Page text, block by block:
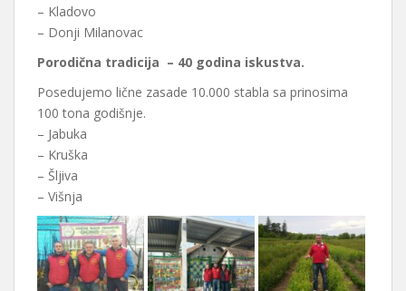
– Kladovo
– Donji Milanovac
Porodična tradicija – 40 godina iskustva.
Posedujemo lične zasade 10.000 stabla sa prinosima
100 tona godišnje.
– Jabuka
– Kruška
– Šljiva
– Višnja